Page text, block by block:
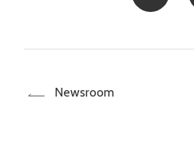
Newsroom